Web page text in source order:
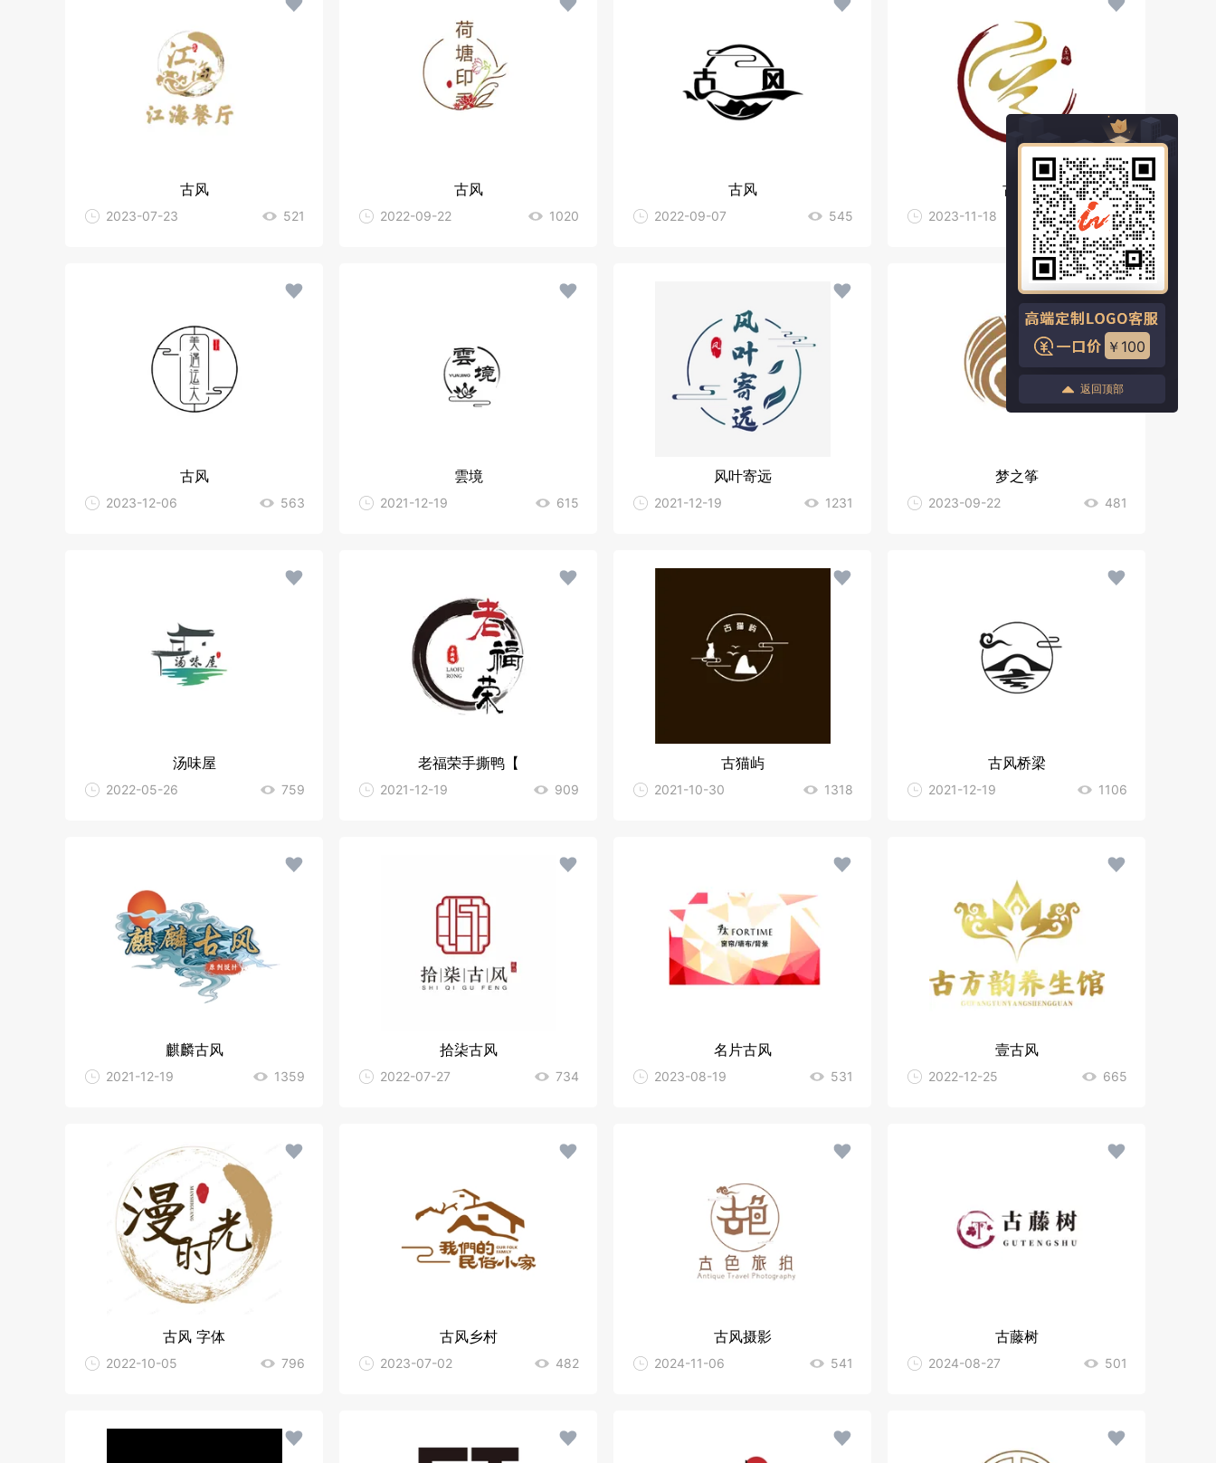
古风
2023-07-23 521
古风
2022-09-22 1020
古风
2022-09-07 545
古风
2023-11-18 501
古风
2023-12-06 563
雲境
2021-12-19 615
风叶寄远
2021-12-19 1231
梦之筝
2023-09-22 481
汤味屋
2022-05-26 759
老福荣手撕鸭【
2021-12-19 909
古猫屿
2021-10-30 1318
古风桥梁
2021-12-19 1106
麒麟古风
2021-12-19 1359
拾柒古风
2022-07-27 734
名片古风
2023-08-19 531
壹古风
2022-12-25 665
古风 字体
2022-10-05 796
古风乡村
2023-07-02 482
古风摄影
2024-11-06 541
古藤树
2024-08-27 501
￥100
返回顶部